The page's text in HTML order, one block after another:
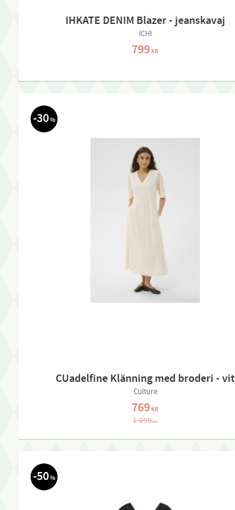
IHKATE DENIM Blazer - jeanskavaj
ICHI
799KR
CUadelfine Klänning med broderi - vit
Culture
769KR
1 099KR
30%
50%